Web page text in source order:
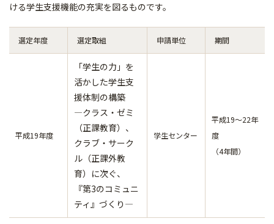
ける学生支援機能の充実を図るものです。
選定年度 選定取組 申請単位 期間
平成19年度
「学生の力」を
活かした学生支
援体制の構築
―クラス・ゼミ
（正課教育）、
クラブ・サーク
ル（正課外教
育）に次ぐ、
『第3のコミュニ
ティ』づくり―
学生センター
平成19～22年
度
（4年間）